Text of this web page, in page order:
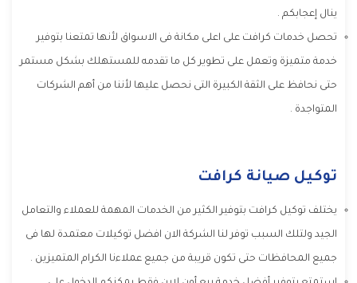
ينال إعجابكم .
تحصل خدمات كرافت على اعلى مكانة فى الاسواق لأنها تمتعنا بتوفير
خدمة متميزة وتعمل على تطوير كل ما تقدمه للمستهلك بشكل مستمر
حتى نحافظ على الثقة الكبيرة التى نحصل عليها لأننا من أهم الشركات
المتواجدة .
توكيل صيانة كرافت
يختلف توكيل كرافت بتوفير الكثير من الخدمات المهمة للعملاء والتعامل
الجيد ولتلك السبب توفر لنا الشركة الان افضل توكيلات معتمدة لها فى
جميع المحافظات حتى تكون قريبة من جميع عملاءنا الكرام المتميزين .